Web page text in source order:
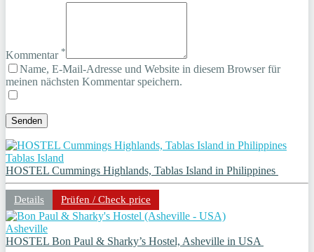
Kommentar *
Name, E-Mail-Adresse und Website in diesem Browser für
meinen nächsten Kommentar speichern.
Tablas Island
HOSTEL Cummings Highlands, Tablas Island in Philippines
Details Prüfen / Check price
Asheville
HOSTEL Bon Paul & Sharky’s Hostel, Asheville in USA